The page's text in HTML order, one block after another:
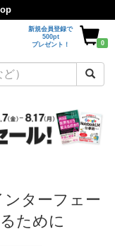
新規会員登録で
500pt
プレゼント！
0
ターフェー
ために